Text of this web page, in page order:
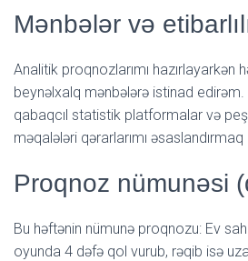
Mənbələr və
Analitik proqnozlarımı hazırlayarkən
beynəlxalq mənbələrə istinad edirəm.
qabaqcıl statistik platformalar və
məqalələri qərarlarımı
Proqnoz nümunəsi
Bu həftənin nümunə proqnozu: Ev
oyunda 4 dəfə qol vurub, rəqib isə